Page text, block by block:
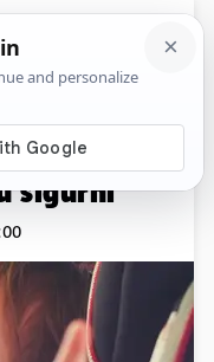
Komentari
sigurni